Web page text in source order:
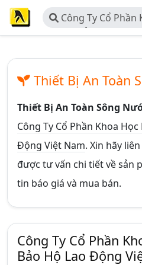
Công Ty Cổ Phần
Thuật Bảo Hộ Lao
Thiết Bị An Toàn
Thiết Bị An Toàn Sông
Công Ty Cổ Phần Khoa
Động Việt Nam. Xin hãy
được tư vấn chi tiết về sản
tin báo giá và mua bán.
Công Ty Cổ Phần
Bảo Hộ Lao Động